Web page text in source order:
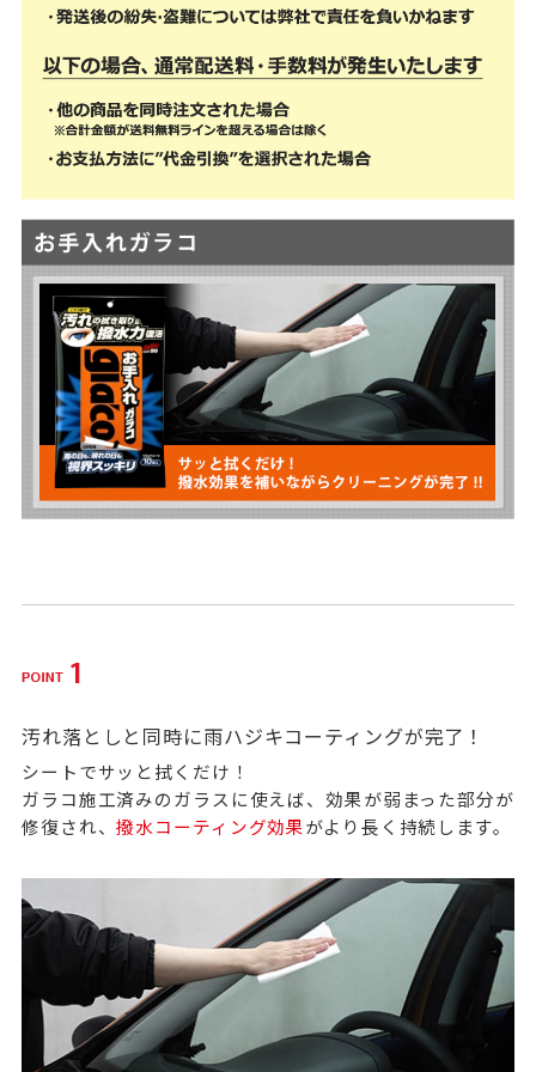
汚れ落としと同時に雨ハジキコーティングが完了！
シートでサッと拭くだけ！
ガラコ施工済みのガラスに使えば、効果が弱まった部分が
修復され、撥水コーティング効果がより長く持続します。